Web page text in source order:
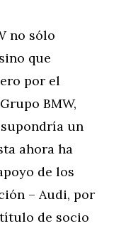
no sólo
que
por el
BMW,
un
ahora ha
de los
– Audi, por
de socio